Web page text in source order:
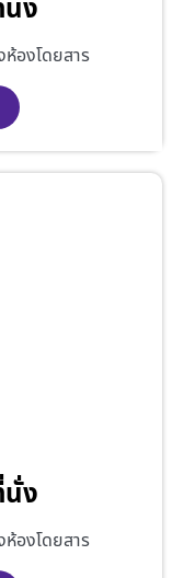
นั่ง
องโดยสาร
นั่ง
องโดยสาร